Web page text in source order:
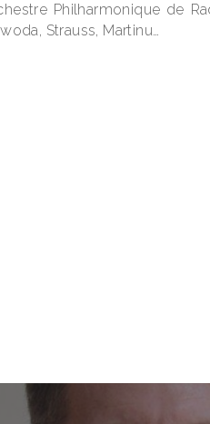
Philharmonique de
Strauss, Martinu…